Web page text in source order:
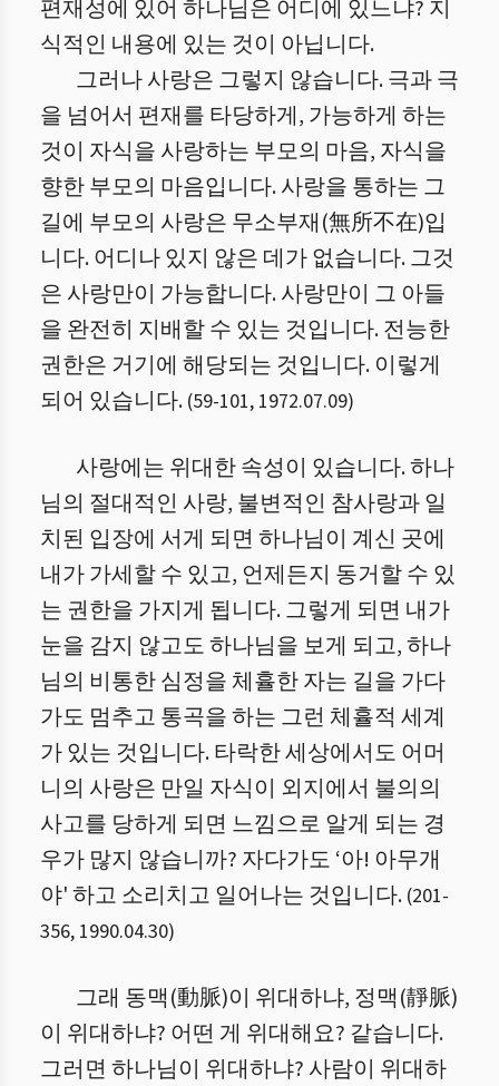
편재성에 있어 하나님은 어디에 있느냐? 지
식적인 내용에 있는 것이 아닙니다.
그러나 사랑은 그렇지 않습니다. 극과 극
을 넘어서 편재를 타당하게, 가능하게 하는
것이 자식을 사랑하는 부모의 마음, 자식을
향한 부모의 마음입니다. 사랑을 통하는 그
길에 부모의 사랑은 무소부재(無所不在)입
니다. 어디나 있지 않은 데가 없습니다. 그것
은 사랑만이 가능합니다. 사랑만이 그 아들
을 완전히 지배할 수 있는 것입니다. 전능한
권한은 거기에 해당되는 것입니다. 이렇게
되어 있습니다. (59-101, 1972.07.09)
사랑에는 위대한 속성이 있습니다. 하나
님의 절대적인 사랑, 불변적인 참사랑과 일
치된 입장에 서게 되면 하나님이 계신 곳에
내가 가세할 수 있고, 언제든지 동거할 수 있
는 권한을 가지게 됩니다. 그렇게 되면 내가
눈을 감지 않고도 하나님을 보게 되고, 하나
님의 비통한 심정을 체휼한 자는 길을 가다
가도 멈추고 통곡을 하는 그런 체휼적 세계
가 있는 것입니다. 타락한 세상에서도 어머
니의 사랑은 만일 자식이 외지에서 불의의
사고를 당하게 되면 느낌으로 알게 되는 경
우가 많지 않습니까? 자다가도 ‘아! 아무개
야' 하고 소리치고 일어나는 것입니다. (201-
356, 1990.04.30)
그래 동맥(動脈)이 위대하냐, 정맥(靜脈)
이 위대하냐? 어떤 게 위대해요? 같습니다.
그러면 하나님이 위대하냐? 사람이 위대하